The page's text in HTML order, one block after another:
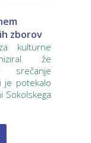
zborov
kulturne
že
srečanje
je potekalo
Sokolskega